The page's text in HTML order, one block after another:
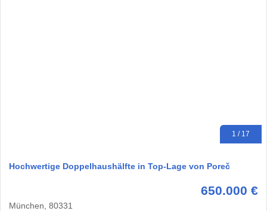
1 / 17
Hochwertige Doppelhaushälfte in Top-Lage von Poreč
650.000 €
München, 80331